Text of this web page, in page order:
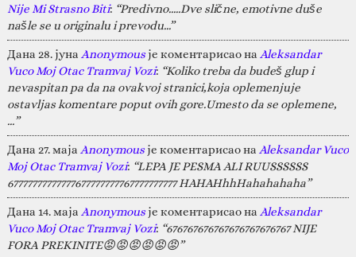
Nije Mi Strasno Biti: “Predivno.....Dve slične, emotivne duše
našle se u originalu i prevodu...”
Дана 28. јуна Anonymousје коментарисао на Aleksandar
Vuco Moj Otac Tramvaj Vozi: “Koliko treba da budeš glup i
nevaspitan pa da na ovakvoj stranici,koja oplemenjuje
ostavljas komentare poput ovih gore.Umesto da se oplemene,
…”
Дана 27. маја Anonymousје коментарисао на Aleksandar Vuco
Moj Otac Tramvaj Vozi: “LEPA JE PESMA ALI RUUSSSSSS
67777777777777677777777767777777777 HAHAHhhHahahahaha”
Дана 14. маја Anonymousје коментарисао на Aleksandar
Vuco Moj Otac Tramvaj Vozi: “676767676767676767676767 NIJE
FORA PREKINITE😡😡😡😡😡😡”